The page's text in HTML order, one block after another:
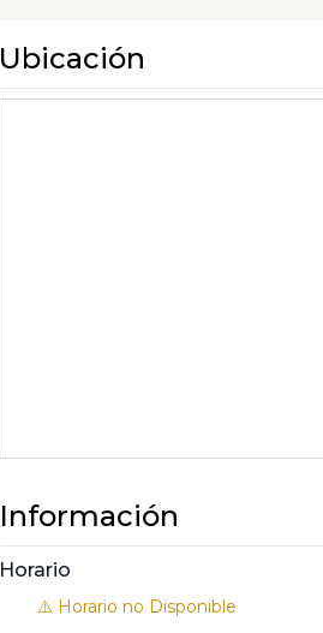
Ubicación
Información
Horario
⚠️ Horario no Disponible